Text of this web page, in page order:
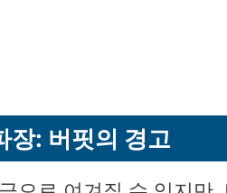
장: 버핏의 경고